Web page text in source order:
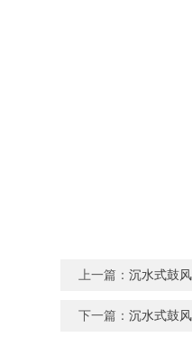
上一篇：沉水式鼓
下一篇：沉水式鼓